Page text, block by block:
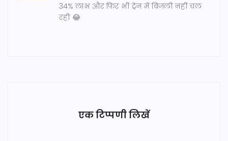
34% लाभ और फिर भी ट्रेन में बिजली नहीं चल
रही 😂
एक टिप्पणी लिखें